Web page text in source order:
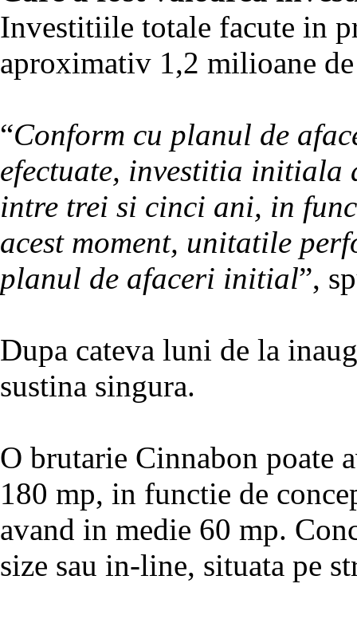
Investitiile totale facute in
aproximativ 1,2 milioane
“Conform cu planul de
efectuate, investitia initiala
intre trei si cinci ani, in
acest moment, unitatile
planul de afaceri initial”,
Dupa cateva luni de la
sustina singura.
O brutarie Cinnabon poate
180 mp, in functie de
avand in medie 60 mp.
size sau in-line, situata pe